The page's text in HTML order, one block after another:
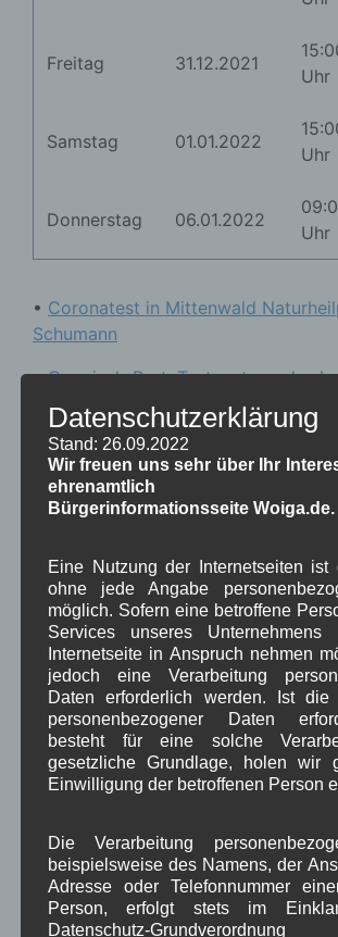
Freitag 31.12.2021
Uhr
Samstag 01.01.2022
Uhr
Donnerstag 06.01.2022
Uhr
• Coronatest in Mittenwald
Schumann
•Garmisch-Part. Testzentrum des
Garmisch-Part. Impfzentrum des
• WallgauArztpraxis Inka Dieneraus
bietet Covid-19-Tests und
Termin vorab telefonisch
• Mittenwald Covid-19 Tests und
Dr. Streng
Weiterlesen
um Wallgau Corona
Datenschutzerklärung
Stand: 26.09.2022
Wir freuen uns sehr über Ihr
ehrenamtlich
Bürgerinformationsseite Woiga.de.
Eine Nutzung der Internetseiten ist
ohne jede Angabe
möglich. Sofern eine betroffene
Services unseres Unternehmens
Internetseite in Anspruch nehmen
jedoch eine Verarbeitung
Daten erforderlich werden. Ist die
personenbezogener Daten
besteht für eine solche
gesetzliche Grundlage, holen wir
Einwilligung der betroffenen Person
Die Verarbeitung
beispielsweise des Namens, der
Adresse oder Telefonnummer
Person, erfolgt stets im
Datenschutz-